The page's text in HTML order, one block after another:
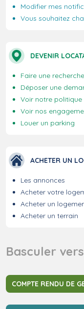
Modifier mes
Vous souhaitez
DEVENIR
Faire une
Déposer une
Voir notre politique
Voir nos
Louer un parking
ACHETER UN
Les annonces
Acheter votre
Acheter un
Acheter un terrain
Basculer
COMPTE RENDU DE